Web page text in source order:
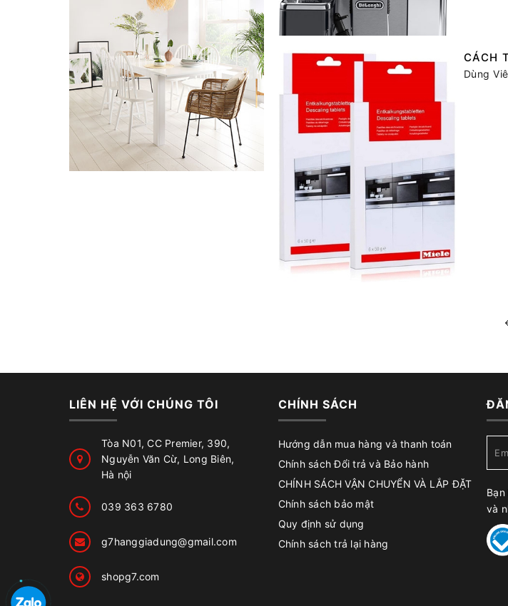
CÁCH
Dùng
LIÊN HỆ VỚI CHÚNG TÔI
Tòa N01, CC Premier, 390,
Nguyễn Văn Cừ, Long Biên,
Hà nội
039 363 6780
g7hanggiadung@gmail.com
shopg7.com
CHÍNH SÁCH
Hướng dẫn mua hàng và thanh toán
Chính sách Đổi trả và Bảo hành
CHÍNH SÁCH VẬN CHUYỂN VÀ LẮP ĐẶT
Chính sách bảo mật
Quy định sử dụng
Chính sách trả lại hàng
và